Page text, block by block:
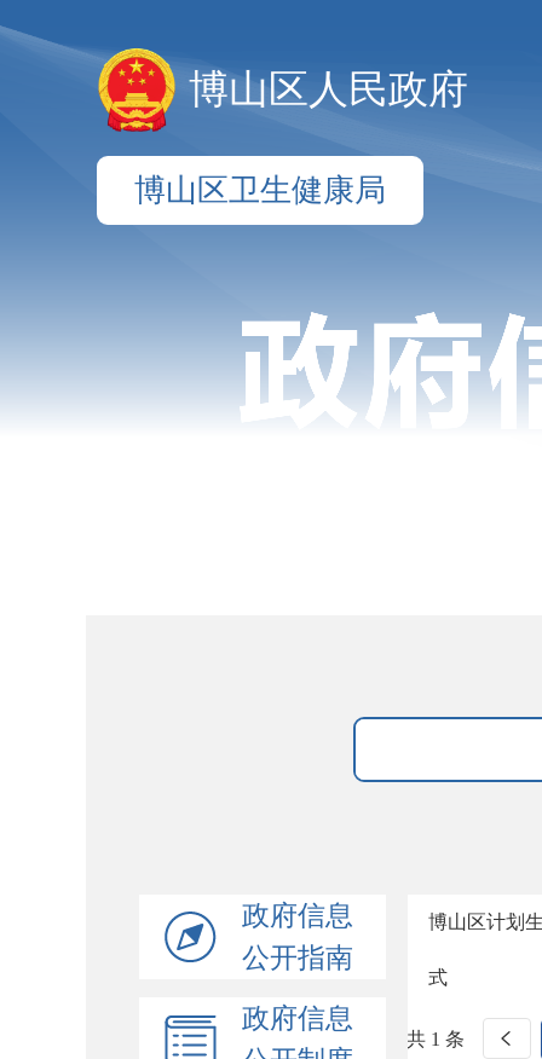
博山区人民政府
博山区卫生健康局
政府信息
公开指南
政府信息
博山区计划
式
共 1 条